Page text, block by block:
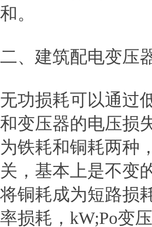
和。
二、建筑配电变压
无功损耗可以通过
和变压器的电压损
为铁耗和铜耗两种
关，基本上是不变
将铜耗成为短路损
率损耗，kW;Po变